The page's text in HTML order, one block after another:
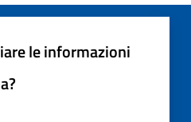
le informazioni